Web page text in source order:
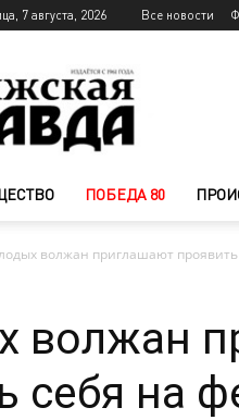
7 августа, 2026 Все новости
Волжского
—
Волжская
ПОБЕДА 80
волжан приглашают проявить
волжан
себя на